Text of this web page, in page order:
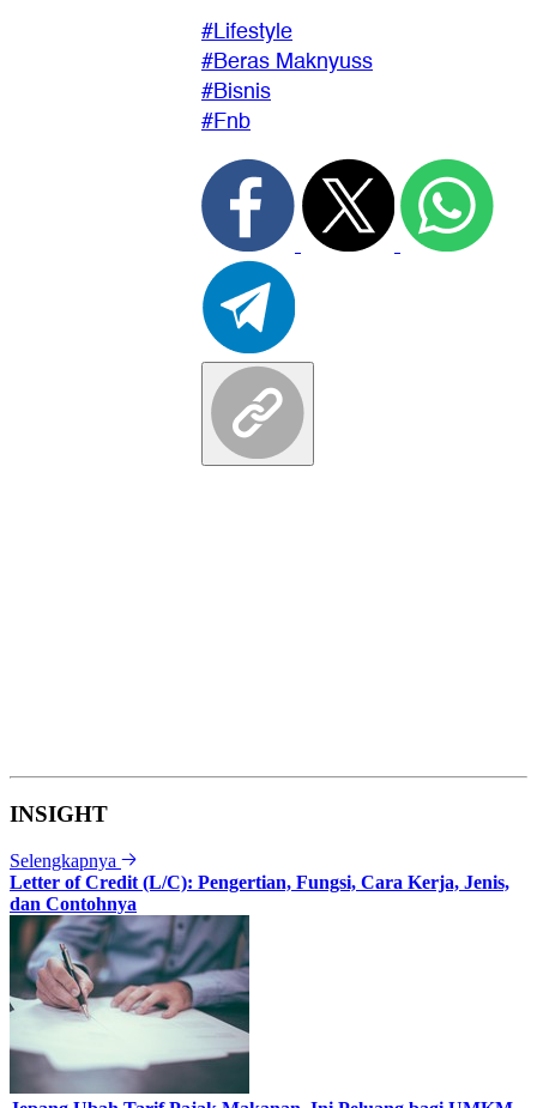
#Lifestyle
#Beras Maknyuss
#Bisnis
#Fnb
INSIGHT
Selengkapnya
Letter of Credit (L/C): Pengertian, Fungsi, Cara Kerja, Jenis,
dan Contohnya